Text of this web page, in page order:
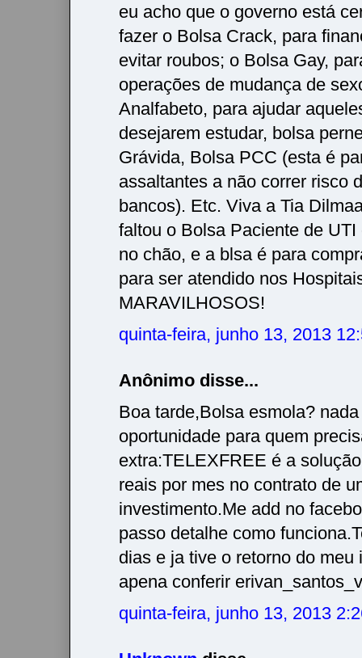
eu acho que o governo está
fazer o Bolsa Crack, para
evitar roubos; o Bolsa Gay,
operações de mudança de
Analfabeto, para ajudar
desejarem estudar, bolsa
Grávida, Bolsa PCC (esta é
assaltantes a não correr risco
bancos). Etc. Viva a Tia
faltou o Bolsa Paciente de
no chão, e a blsa é para
para ser atendido nos
MARAVILHOSOS!
quinta-feira, junho 13, 2013
Anônimo disse...
Boa tarde,Bolsa esmola?
oportunidade para quem
extra:TELEXFREE é a
reais por mes no contrato de
investimento.Me add no
passo detalhe como
dias e ja tive o retorno do meu
apena conferir
quinta-feira, junho 13, 2013